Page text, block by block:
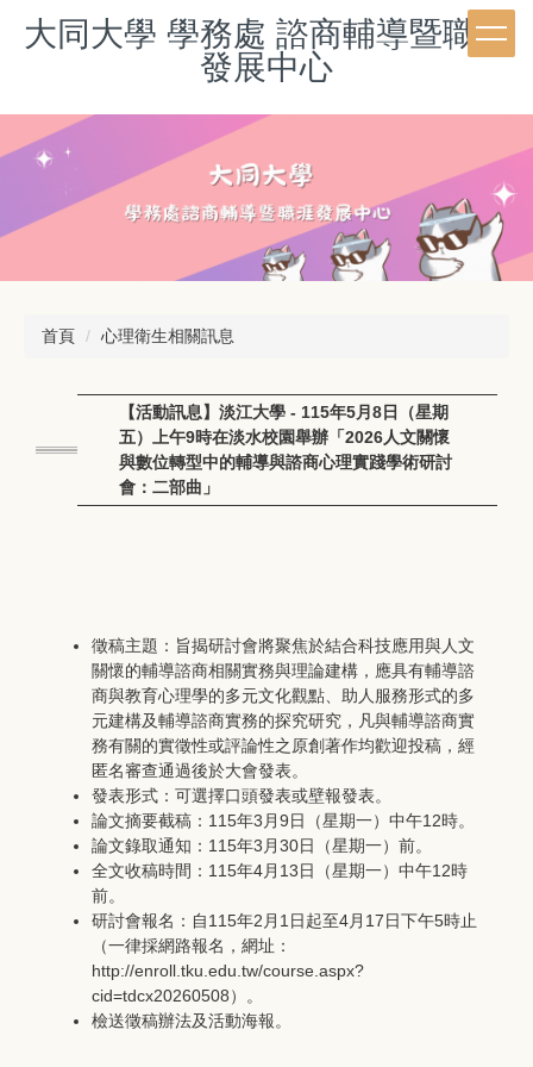
內
容
大同大學 學務處 諮商輔導暨職涯
發展中心
首頁 心理衛生相關訊息
【活動訊息】淡江大學 - 115年5月8日（星期
五）上午9時在淡水校園舉辦「2026人文關懷
與數位轉型中的輔導與諮商心理實踐學術研討
會：二部曲」
徵稿主題：旨揭研討會將聚焦於結合科技應用與人文
關懷的輔導諮商相關實務與理論建構，應具有輔導諮
商與教育心理學的多元文化觀點、助人服務形式的多
元建構及輔導諮商實務的探究研究，凡與輔導諮商實
務有關的實徵性或評論性之原創著作均歡迎投稿，經
匿名審查通過後於大會發表。
發表形式：可選擇口頭發表或壁報發表。
論文摘要截稿：115年3月9日（星期一）中午12時。
論文錄取通知：115年3月30日（星期一）前。
全文收稿時間：115年4月13日（星期一）中午12時
前。
研討會報名：自115年2月1日起至4月17日下午5時止
（一律採網路報名，網址：
http://enroll.tku.edu.tw/course.aspx?
cid=tdcx20260508）。
檢送徵稿辦法及活動海報。